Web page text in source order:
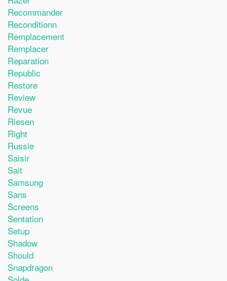
Recommander
Reconditionn
Remplacement
Remplacer
Reparation
Republic
Restore
Review
Revue
Riesen
Right
Russie
Saisir
Sait
Samsung
Sans
Screens
Sentation
Setup
Shadow
Should
Snapdragon